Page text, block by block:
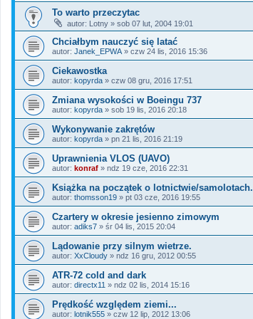
To warto przeczytac
autor: Lotny » sob 07 lut, 2004 19:01
Chciałbym nauczyć się latać
autor: Janek_EPWA » czw 24 lis, 2016 15:36
Ciekawostka
autor: kopyrda » czw 08 gru, 2016 17:51
Zmiana wysokości w Boeingu 737
autor: kopyrda » sob 19 lis, 2016 20:18
Wykonywanie zakrętów
autor: kopyrda » pn 21 lis, 2016 21:19
Uprawnienia VLOS (UAVO)
autor: konraf » ndz 19 cze, 2016 22:31
Książka na początek o lotnictwie/samolotach.
autor: thomsson19 » pt 03 cze, 2016 19:55
Czartery w okresie jesienno zimowym
autor: adiks7 » śr 04 lis, 2015 20:04
Lądowanie przy silnym wietrze.
autor: XxCloudy » ndz 16 gru, 2012 00:55
ATR-72 cold and dark
autor: directx11 » ndz 02 lis, 2014 15:16
Prędkość względem ziemi...
autor: lotnik555 » czw 12 lip, 2012 13:06